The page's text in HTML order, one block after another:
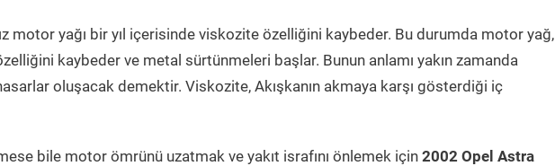
motor yağı bir yıl içerisinde viskozite özelliğini kaybeder. Bu durumda motor yağ,
kaybeder ve metal sürtünmeleri başlar. Bunun anlamı yakın zamanda
oluşacak demektir. Viskozite, Akışkanın akmaya karşı gösterdiği iç
bile motor ömrünü uzatmak ve yakıt israfını önlemek için 2002 Opel Astra